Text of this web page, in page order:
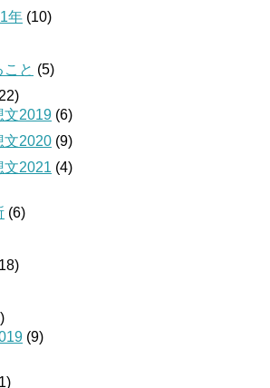
年 (10)
と (5)
文2019 (6)
文2020 (9)
文2021 (4)
(6)
(9)